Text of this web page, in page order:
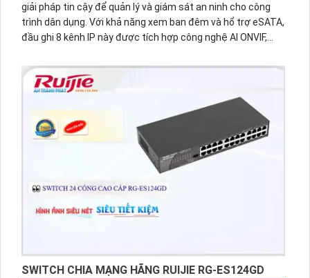
giải pháp tin cậy để quản lý và giám sát an ninh cho công
trình dân dụng. Với khả năng xem ban đêm và hổ trợ eSATA,
đầu ghi 8 kênh IP này được tích hợp công nghệ AI ONVIF,
S1 là sự lựa chọn hoàn hảo để bảo vệ và giám sát không
gian của bạn.
SWITCH CHIA MẠNG HÃNG RUIJIE RG-ES124GD